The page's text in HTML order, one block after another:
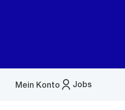
Jobs
Mein Konto
Menü